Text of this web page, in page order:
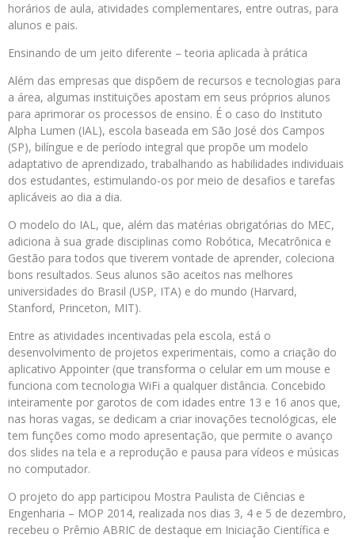
horários de aula, atividades complementares, entre outras, para
alunos e pais.
Ensinando de um jeito diferente – teoria aplicada à prática
Além das empresas que dispõem de recursos e tecnologias para
a área, algumas instituições apostam em seus próprios alunos
para aprimorar os processos de ensino. É o caso do Instituto
Alpha Lumen (IAL), escola baseada em São José dos Campos
(SP), bilíngue e de período integral que propõe um modelo
adaptativo de aprendizado, trabalhando as habilidades individuais
dos estudantes, estimulando-os por meio de desafios e tarefas
aplicáveis ao dia a dia.
O modelo do IAL, que, além das matérias obrigatórias do MEC,
adiciona à sua grade disciplinas como Robótica, Mecatrônica e
Gestão para todos que tiverem vontade de aprender, coleciona
bons resultados. Seus alunos são aceitos nas melhores
universidades do Brasil (USP, ITA) e do mundo (Harvard,
Stanford, Princeton, MIT).
Entre as atividades incentivadas pela escola, está o
desenvolvimento de projetos experimentais, como a criação do
aplicativo Appointer (que transforma o celular em um mouse e
funciona com tecnologia WiFi a qualquer distância. Concebido
inteiramente por garotos de com idades entre 13 e 16 anos que,
nas horas vagas, se dedicam a criar inovações tecnológicas, ele
tem funções como modo apresentação, que permite o avanço
dos slides na tela e a reprodução e pausa para vídeos e músicas
no computador.
O projeto do app participou Mostra Paulista de Ciências e
Engenharia – MOP 2014, realizada nos dias 3, 4 e 5 de dezembro,
recebeu o Prêmio ABRIC de destaque em Iniciação Científica e